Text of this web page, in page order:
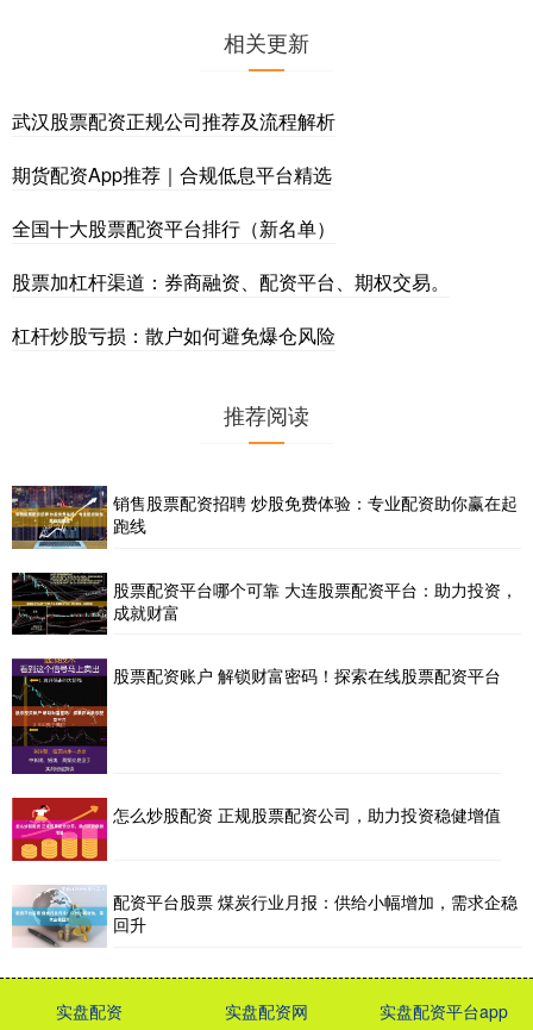
相关更新
武汉股票配资正规公司推荐及流程解析
期货配资App推荐｜合规低息平台精选
全国十大股票配资平台排行（新名单）
股票加杠杆渠道：券商融资、配资平台、期权交易。
杠杆炒股亏损：散户如何避免爆仓风险
推荐阅读
销售股票配资招聘 炒股免费体验：专业配资助你赢在起
跑线
股票配资平台哪个可靠 大连股票配资平台：助力投资，
成就财富
股票配资账户 解锁财富密码！探索在线股票配资平台
怎么炒股配资 正规股票配资公司，助力投资稳健增值
配资平台股票 煤炭行业月报：供给小幅增加，需求企稳
回升
实盘配资 实盘配资网 实盘配资平台app